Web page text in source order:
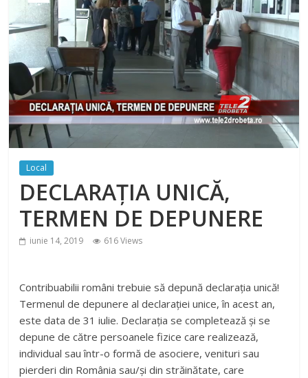
Local
DECLARAȚIA UNICĂ,
TERMEN DE DEPUNERE
iunie 14, 2019 616 Views
Contribuabilii români trebuie să depună declarația unică!
Termenul de depunere al declarației unice, în acest an,
este data de 31 iulie. Declaraţia se completează şi se
depune de către persoanele fizice care realizează,
individual sau într-o formă de asociere, venituri sau
pierderi din România sau/şi din străinătate, care